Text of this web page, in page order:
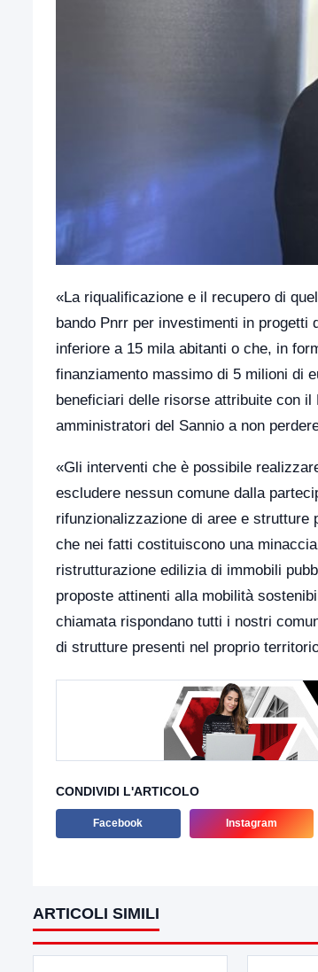
«La riqualificazione e il recupero di
bando Pnrr per investimenti in progetti
inferiore a 15 mila abitanti o che, in
finanziamento massimo di 5 milioni di
beneficiari delle risorse attribuite con il
amministratori del Sannio a non
«Gli interventi che è possibile
escludere nessun comune dalla
rifunzionalizzazione di aree e strutture
che nei fatti costituiscono una
ristrutturazione edilizia di immobili
proposte attinenti alla mobilità
chiamata rispondano tutti i nostri
di strutture presenti nel proprio
CONDIVIDI L'ARTICOLO
Facebook Instagram
ARTICOLI SIMILI